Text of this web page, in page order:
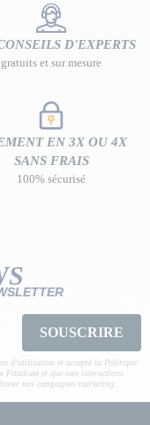
D'EXPERTS
gratuits et sur mesure
EN 3X OU 4X
SANS FRAIS
100% sécurisé
SOUSCRIRE
d’utilisation et accepte la Politique
Fitadium et que mes interactions
nos campagnes marketing.